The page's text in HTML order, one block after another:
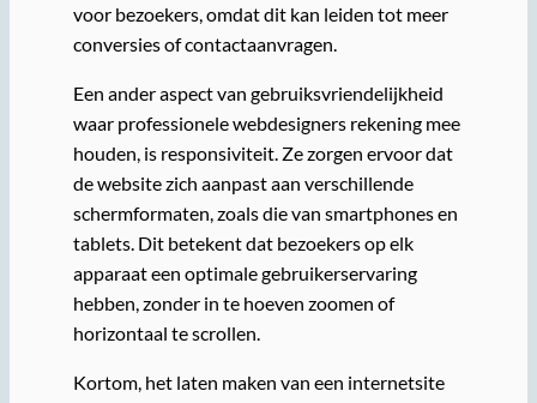
voor bezoekers, omdat dit kan leiden tot meer
conversies of contactaanvragen.
Een ander aspect van gebruiksvriendelijkheid
waar professionele webdesigners rekening mee
houden, is responsiviteit. Ze zorgen ervoor dat
de website zich aanpast aan verschillende
schermformaten, zoals die van smartphones en
tablets. Dit betekent dat bezoekers op elk
apparaat een optimale gebruikerservaring
hebben, zonder in te hoeven zoomen of
horizontaal te scrollen.
Kortom, het laten maken van een internetsite